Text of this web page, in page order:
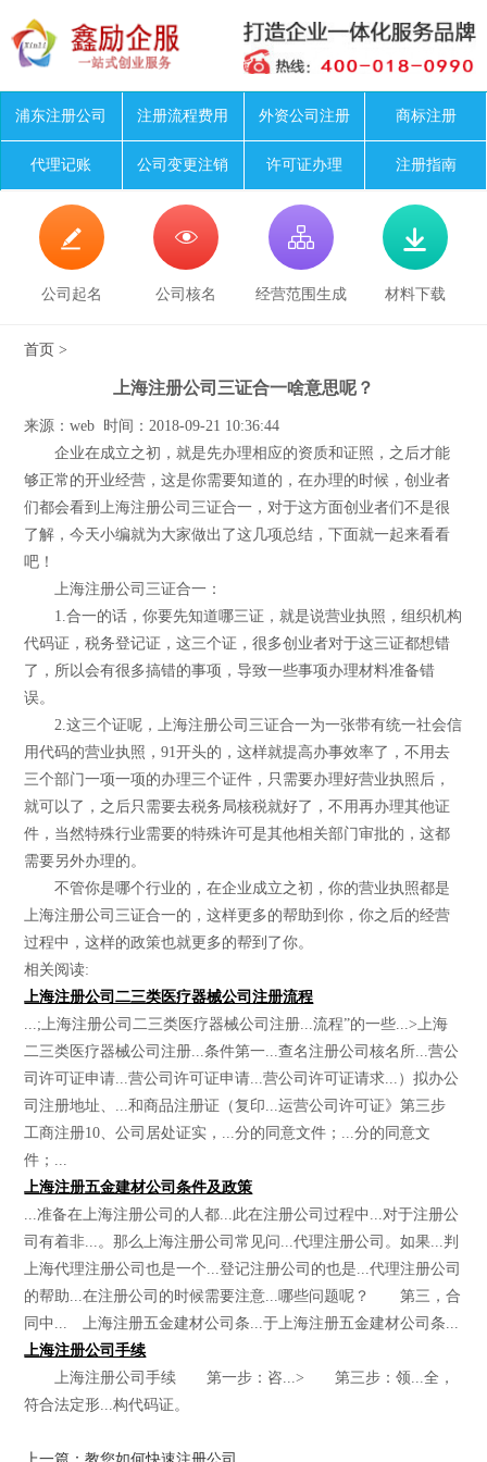
浦东注册公司 注册流程费用 外资公司注册 商标注册
代理记账 公司变更注销 许可证办理 注册指南

公司起名

公司核名

经营范围生成

材料下载
首页 >
上海注册公司三证合一啥意思呢？
来源：web 时间：2018-09-21 10:36:44
企业在成立之初，就是先办理相应的资质和证照，之后才能
够正常的开业经营，这是你需要知道的，在办理的时候，创业者
们都会看到上海注册公司三证合一，对于这方面创业者们不是很
了解，今天小编就为大家做出了这几项总结，下面就一起来看看
吧！
上海注册公司三证合一：
1.合一的话，你要先知道哪三证，就是说营业执照，组织机构
代码证，税务登记证，这三个证，很多创业者对于这三证都想错
了，所以会有很多搞错的事项，导致一些事项办理材料准备错
误。
2.这三个证呢，上海注册公司三证合一为一张带有统一社会信
用代码的营业执照，91开头的，这样就提高办事效率了，不用去
三个部门一项一项的办理三个证件，只需要办理好营业执照后，
就可以了，之后只需要去税务局核税就好了，不用再办理其他证
件，当然特殊行业需要的特殊许可是其他相关部门审批的，这都
需要另外办理的。
不管你是哪个行业的，在企业成立之初，你的营业执照都是
上海注册公司三证合一的，这样更多的帮助到你，你之后的经营
过程中，这样的政策也就更多的帮到了你。
相关阅读:
上海注册公司二三类医疗器械公司注册流程
...;上海注册公司二三类医疗器械公司注册...流程”的一些...>上海
二三类医疗器械公司注册...条件第一...查名注册公司核名所...营公
司许可证申请...营公司许可证申请...营公司许可证请求...）拟办公
司注册地址、...和商品注册证（复印...运营公司许可证》第三步
工商注册10、公司居处证实，...分的同意文件；...分的同意文
件；...
上海注册五金建材公司条件及政策
...准备在上海注册公司的人都...此在注册公司过程中...对于注册公
司有着非...。那么上海注册公司常见问...代理注册公司。如果...判
上海代理注册公司也是一个...登记注册公司的也是...代理注册公司
的帮助...在注册公司的时候需要注意...哪些问题呢？ 第三，合
同中... 上海注册五金建材公司条...于上海注册五金建材公司条...
上海注册公司手续
上海注册公司手续 第一步：咨...> 第三步：领...全，
符合法定形...构代码证。